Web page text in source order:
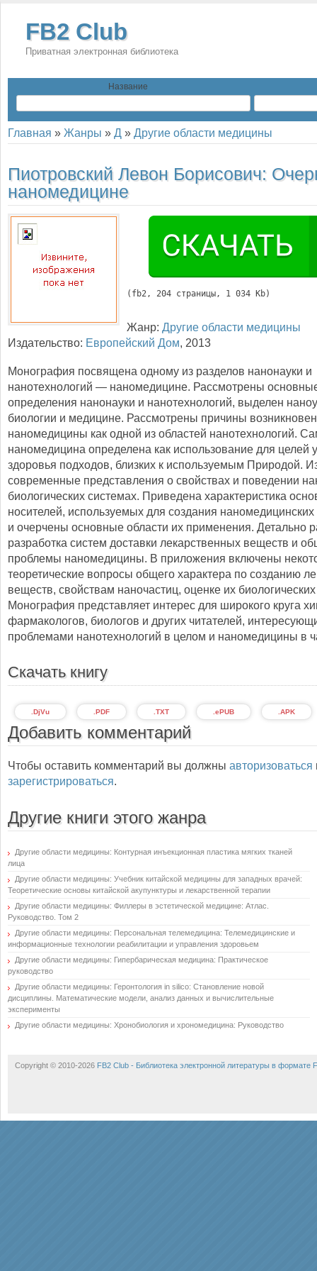
FB2 Club
Приватная электронная библиотека
Название
Главная » Жанры » Д » Другие области медицины
Пиотровский Левон Борисович:
наномедицине
( fb2, 204 страницы, 1 034 Kb)
Жанр: Другие области медицины
Издательство: Европейский Дом, 2013
Монография посвящена одному из разделов нанонауки и
нанотехнологий — наномедицине. Рассмотрены
определения нанонауки и нанотехнологий, выделен
биологии и медицине. Рассмотрены причины
наномедицины как одной из областей нанотехнологий.
наномедицина определена как использование для целей
здоровья подходов, близких к используемым Природой.
современные представления о свойствах и поведении
биологических системах. Приведена характеристика
носителей, используемых для создания
и очерчены основные области их применения. Детально
разработка систем доставки лекарственных веществ и
проблемы наномедицины. В приложения включены
теоретические вопросы общего характера по созданию
веществ, свойствам наночастиц, оценке их биологических
Монография представляет интерес для широкого круга
фармакологов, биологов и других читателей,
проблемами нанотехнологий в целом и наномедицины в
Скачать книгу
.APK
.ePUB
.TXT
.PDF
.DjVu
Добавить комментарий
Чтобы оставить комментарий вы должны авторизоваться
зарегистрироваться.
Другие книги этого жанра
Другие области медицины: Контурная инъекционная пластика мягких тканей
лица
Другие области медицины: Учебник китайской медицины для западных врачей:
Теоретические основы китайской акупунктуры и лекарственной терапии
Другие области медицины: Филлеры в эстетической медицине: Атлас.
Руководство. Том 2
Другие области медицины: Персональная телемедицина: Телемедицинские и
информационные технологии реабилитации и управления здоровьем
Другие области медицины: Гипербарическая медицина: Практическое
руководство
Другие области медицины: Геронтология in silico: Становление новой
дисциплины. Математические модели, анализ данных и вычислительные
эксперименты
Другие области медицины: Хронобиология и хрономедицина: Руководство
Copyright © 2010-2026 FB2 Club - Библиотека электронной литературы в формате